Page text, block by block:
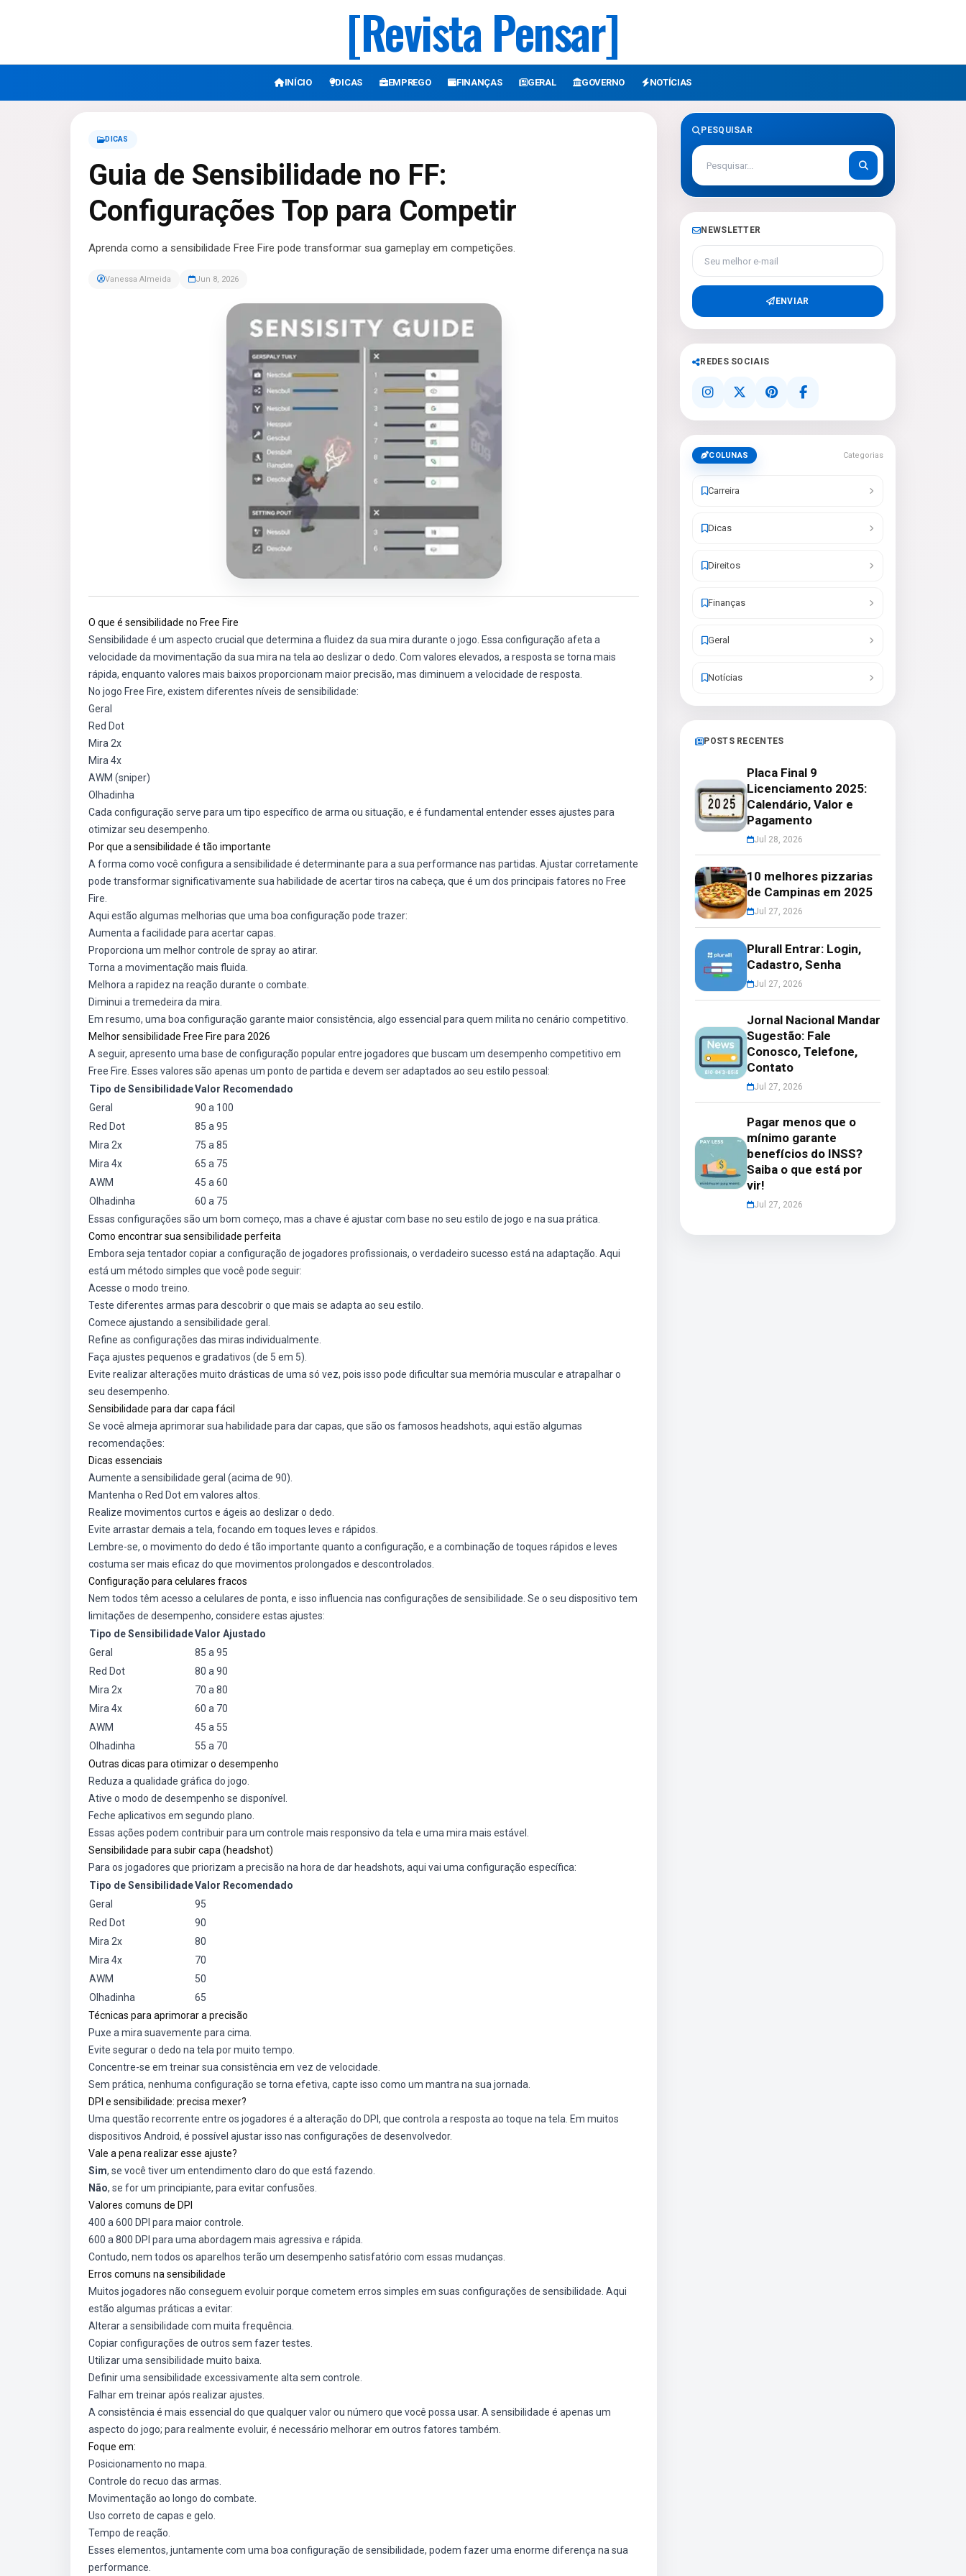
[Revista Pensar]
INÍCIO DICAS EMPREGO FINANÇAS GERAL GOVERNO NOTÍCIAS
DICAS
Guia de Sensibilidade no FF:
Configurações Top para Competir
Aprenda como a sensibilidade Free Fire pode transformar sua gameplay em competições.
Vanessa Almeida Jun 8, 2026
O que é sensibilidade no Free Fire
Sensibilidade é um aspecto crucial que determina a fluidez da sua mira durante o jogo. Essa configuração afeta a
velocidade da movimentação da sua mira na tela ao deslizar o dedo. Com valores elevados, a resposta se torna mais
rápida, enquanto valores mais baixos proporcionam maior precisão, mas diminuem a velocidade de resposta.
No jogo Free Fire, existem diferentes níveis de sensibilidade:
Geral
Red Dot
Mira 2x
Mira 4x
AWM (sniper)
Olhadinha
Cada configuração serve para um tipo específico de arma ou situação, e é fundamental entender esses ajustes para
otimizar seu desempenho.
Por que a sensibilidade é tão importante
A forma como você configura a sensibilidade é determinante para a sua performance nas partidas. Ajustar corretamente
pode transformar significativamente sua habilidade de acertar tiros na cabeça, que é um dos principais fatores no Free
Fire.
Aqui estão algumas melhorias que uma boa configuração pode trazer:
Aumenta a facilidade para acertar capas.
Proporciona um melhor controle de spray ao atirar.
Torna a movimentação mais fluida.
Melhora a rapidez na reação durante o combate.
Diminui a tremedeira da mira.
Em resumo, uma boa configuração garante maior consistência, algo essencial para quem milita no cenário competitivo.
Melhor sensibilidade Free Fire para 2026
A seguir, apresento uma base de configuração popular entre jogadores que buscam um desempenho competitivo em
Free Fire. Esses valores são apenas um ponto de partida e devem ser adaptados ao seu estilo pessoal:
Tipo de SensibilidadeValor Recomendado
Geral
90 a 100
Red Dot
85 a 95
Mira 2x
75 a 85
Mira 4x
65 a 75
AWM
45 a 60
Olhadinha
60 a 75
Essas configurações são um bom começo, mas a chave é ajustar com base no seu estilo de jogo e na sua prática.
Como encontrar sua sensibilidade perfeita
Embora seja tentador copiar a configuração de jogadores profissionais, o verdadeiro sucesso está na adaptação. Aqui
está um método simples que você pode seguir:
Acesse o modo treino.
Teste diferentes armas para descobrir o que mais se adapta ao seu estilo.
Comece ajustando a sensibilidade geral.
Refine as configurações das miras individualmente.
Faça ajustes pequenos e gradativos (de 5 em 5).
Evite realizar alterações muito drásticas de uma só vez, pois isso pode dificultar sua memória muscular e atrapalhar o
seu desempenho.
Sensibilidade para dar capa fácil
Se você almeja aprimorar sua habilidade para dar capas, que são os famosos headshots, aqui estão algumas
recomendações:
Dicas essenciais
Aumente a sensibilidade geral (acima de 90).
Mantenha o Red Dot em valores altos.
Realize movimentos curtos e ágeis ao deslizar o dedo.
Evite arrastar demais a tela, focando em toques leves e rápidos.
Lembre-se, o movimento do dedo é tão importante quanto a configuração, e a combinação de toques rápidos e leves
costuma ser mais eficaz do que movimentos prolongados e descontrolados.
Configuração para celulares fracos
Nem todos têm acesso a celulares de ponta, e isso influencia nas configurações de sensibilidade. Se o seu dispositivo tem
limitações de desempenho, considere estas ajustes:
Tipo de SensibilidadeValor Ajustado
Geral
85 a 95
Red Dot
80 a 90
Mira 2x
70 a 80
Mira 4x
60 a 70
AWM
45 a 55
Olhadinha
55 a 70
Outras dicas para otimizar o desempenho
Reduza a qualidade gráfica do jogo.
Ative o modo de desempenho se disponível.
Feche aplicativos em segundo plano.
Essas ações podem contribuir para um controle mais responsivo da tela e uma mira mais estável.
Sensibilidade para subir capa (headshot)
Para os jogadores que priorizam a precisão na hora de dar headshots, aqui vai uma configuração específica:
Tipo de SensibilidadeValor Recomendado
Geral
95
Red Dot
90
Mira 2x
80
Mira 4x
70
AWM
50
Olhadinha
65
Técnicas para aprimorar a precisão
Puxe a mira suavemente para cima.
Evite segurar o dedo na tela por muito tempo.
Concentre-se em treinar sua consistência em vez de velocidade.
Sem prática, nenhuma configuração se torna efetiva, capte isso como um mantra na sua jornada.
DPI e sensibilidade: precisa mexer?
Uma questão recorrente entre os jogadores é a alteração do DPI, que controla a resposta ao toque na tela. Em muitos
dispositivos Android, é possível ajustar isso nas configurações de desenvolvedor.
Vale a pena realizar esse ajuste?
Sim, se você tiver um entendimento claro do que está fazendo.
Não, se for um principiante, para evitar confusões.
Valores comuns de DPI
400 a 600 DPI para maior controle.
600 a 800 DPI para uma abordagem mais agressiva e rápida.
Contudo, nem todos os aparelhos terão um desempenho satisfatório com essas mudanças.
Erros comuns na sensibilidade
Muitos jogadores não conseguem evoluir porque cometem erros simples em suas configurações de sensibilidade. Aqui
estão algumas práticas a evitar:
Alterar a sensibilidade com muita frequência.
Copiar configurações de outros sem fazer testes.
Utilizar uma sensibilidade muito baixa.
Definir uma sensibilidade excessivamente alta sem controle.
Falhar em treinar após realizar ajustes.
A consistência é mais essencial do que qualquer valor ou número que você possa usar. A sensibilidade é apenas um
aspecto do jogo; para realmente evoluir, é necessário melhorar em outros fatores também.
Foque em:
Posicionamento no mapa.
Controle do recuo das armas.
Movimentação ao longo do combate.
Uso correto de capas e gelo.
Tempo de reação.
Esses elementos, juntamente com uma boa configuração de sensibilidade, podem fazer uma enorme diferença na sua
performance.
PESQUISAR
NEWSLETTER
Seu melhor e-mail
ENVIAR
REDES SOCIAIS
COLUNAS Categorias
Carreira
Dicas
Direitos
Finanças
Geral
Notícias
POSTS RECENTES
Placa Final 9
Licenciamento 2025:
Calendário, Valor e
Pagamento
Jul 28, 2026
10 melhores pizzarias
de Campinas em 2025
Jul 27, 2026
Plurall Entrar: Login,
Cadastro, Senha
Jul 27, 2026
Jornal Nacional Mandar
Sugestão: Fale
Conosco, Telefone,
Contato
Jul 27, 2026
Pagar menos que o
mínimo garante
benefícios do INSS?
Saiba o que está por
vir!
Jul 27, 2026